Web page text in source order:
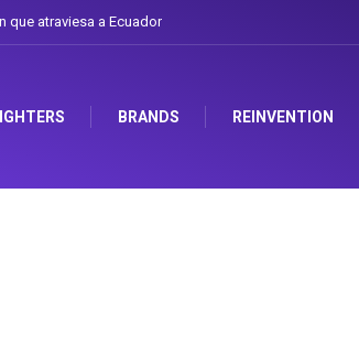
que atraviesa a Ecuador
BRANDS REINVENTION